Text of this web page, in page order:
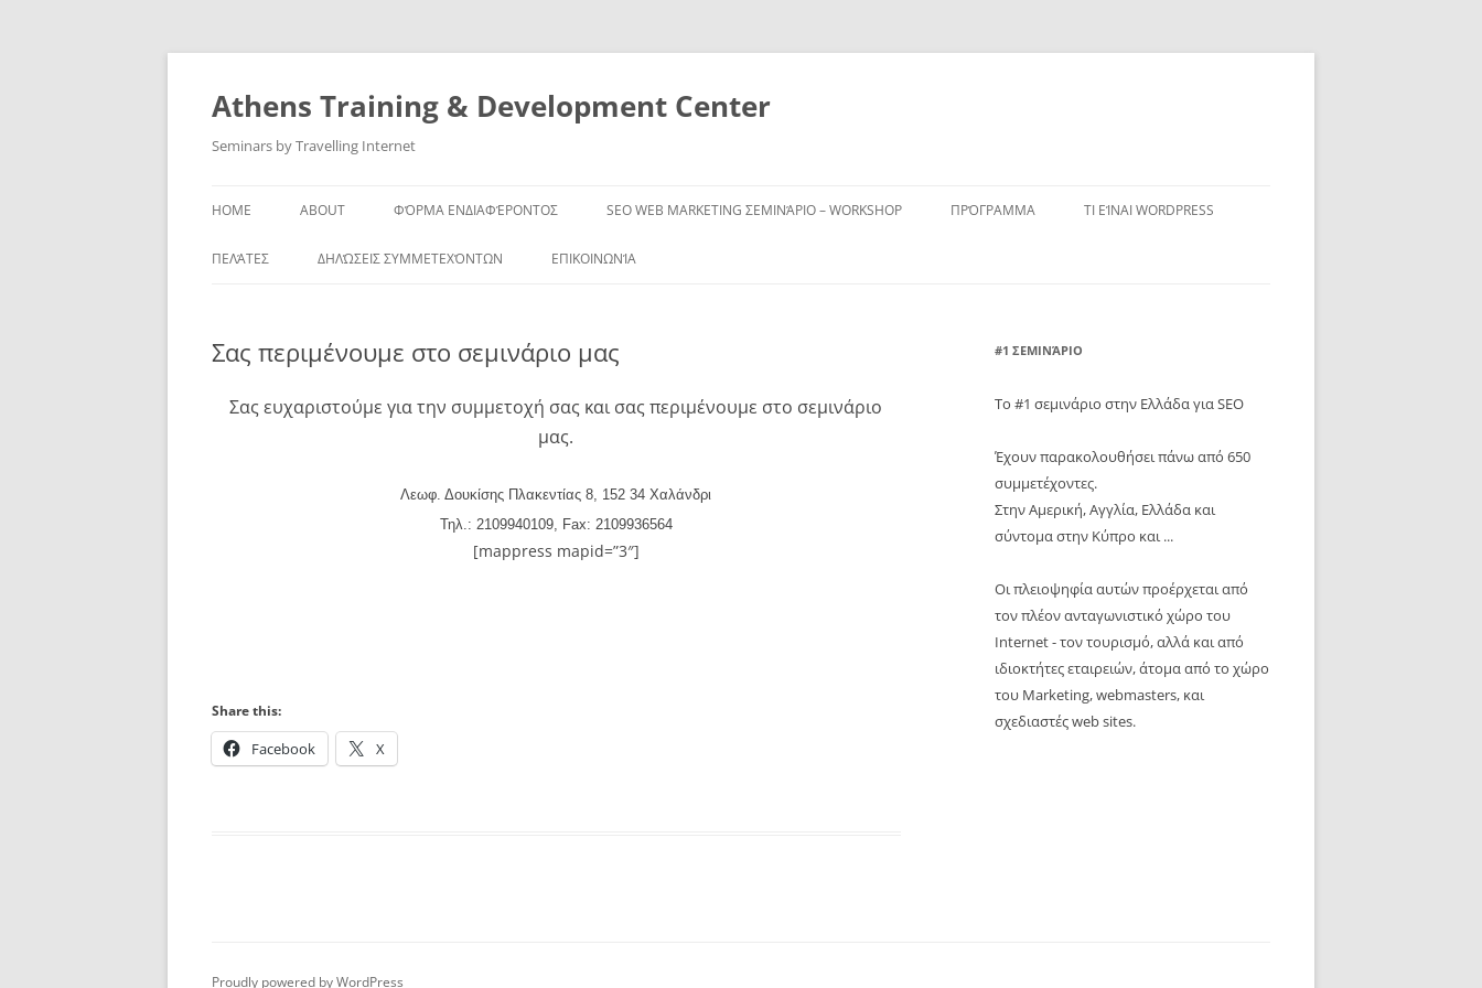
Skip
content
Athens Training & Development Center
Seminars by Travelling Internet
HOME ABOUT ΦΌΡΜΑ ΕΝΔΙΑΦΈΡΟΝΤΟΣ SEO WEB MARKETING ΣΕΜΙΝΆΡΙΟ – WORKSHOP ΠΡΌΓΡΑΜΜΑ ΤΙ ΕΊΝΑΙ WORDPRESS
ΠΕΛΆΤΕΣ ΔΗΛΏΣΕΙΣ ΣΥΜΜΕΤΕΧΌΝΤΩΝ ΕΠΙΚΟΙΝΩΝΊΑ
Σας περιμένουμε στο σεμινάριο μας
Σας ευχαριστούμε για την συμμετοχή σας και σας περιμένουμε στο σεμινάριο
μας.
Λεωφ. Δουκίσης Πλακεντίας 8, 152 34 Χαλάνδρι
Τηλ.: 2109940109, Fax: 2109936564
[mappress mapid=”3″]
Share this:
Facebook X
#1 ΣΕΜΙΝΆΡΙΟ
Το #1 σεμινάριο στην Ελλάδα για SEO
Έχουν παρακολουθήσει πάνω από 650
συμμετέχοντες.
Στην Αμερική, Αγγλία, Ελλάδα και
σύντομα στην Κύπρο και ...
Οι πλειοψηφία αυτών προέρχεται από
τον πλέον ανταγωνιστικό χώρο του
Internet - τον τουρισμό, αλλά και από
ιδιοκτήτες εταιρειών, άτομα από το χώρο
του Marketing, webmasters, και
σχεδιαστές web sites.
Proudly powered by WordPress